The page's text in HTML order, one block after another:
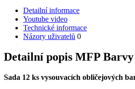
Detailní informace
Youtube video
Technické informace
Názory uživatelů 0
Detailní popis MFP Barvy
Sada 12 ks vysouvacích obličejových